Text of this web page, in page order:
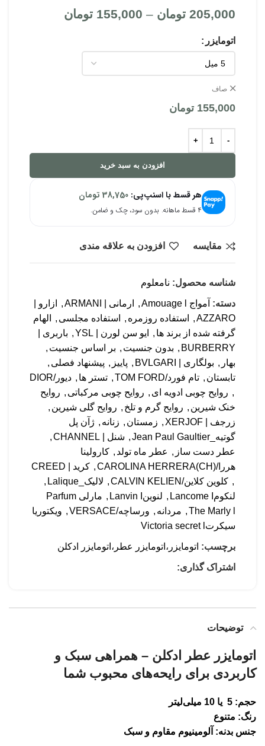
205,000 تومان –
155,000 تومان
اتومایزر
صاف
155,000 تومان
افزودن به سبد خرید
هر قسط با اسنپ‌پی: 38,750 تومان
۴ قسط ماهانه. بدون سود، چک و ضامن.
مقایسه افزودن به علاقه مندی
شناسه محصول: نامعلوم
دسته: آمواج Amouage l , ارمانی | ARMANI ,
ازارو |
AZZARO
, استفاده روزمره , استفاده مجلسی ,
الهام
گرفته شده از برند ها , ایو سن لورن | YSL , باربری |
BURBERRY
, بدون جنسیت , بر اساس جنسیت ,
بهار , بولگاری | BVLGARI , پاییز , پیشنهاد فصلی ,
تابستان , تام فورد/TOM FORD , تستر ها , دیور/DIOR
, روایح چوبی ادویه ای , روایح چوبی مرکباتی , روایح
خنک شیرین , روایح گرم و تلخ , روایح گلی شیرین ,
زرجف | XERJOF
, زمستان , زنانه , ژآن پل
گوتیه_Jean Paul Gaultier
, شنل | CHANNEL
,
عطر دست ساز , عطر ماه تولد , کارولینا
هررا/(CH)CAROLINA HERRERA
, کرید | CREED
, کلوین کلاین/CALVIN KELIEN , لالیک_Lalique
,
لنکومLancome I
, لنوینLanvin I ,
مارلی Parfum
The Marly l
, مردانه , ورساچه/VERSACE , ویکتوریا
سیکرتVictoria secret l
برچسب: اتومایزر،اتومایزر عطر،اتومایزر ادکلن
اشتراک گذاری:
توضیحات
اتومایزر عطر ادکلن – همراهی سبک و
کاربردی برای رایحه‌های محبوب شما
حجم: 5 یا 10 میلی‌لیتر
رنگ: متنوع
جنس بدنه: آلومینیوم مقاوم و سبک